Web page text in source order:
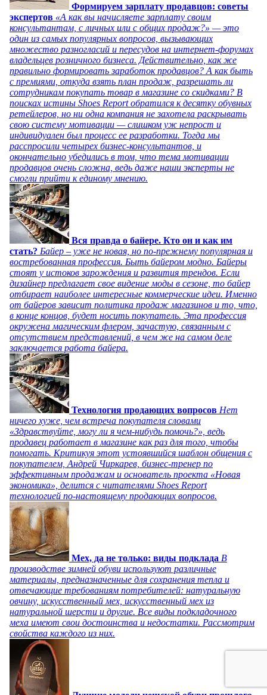
Формируем зарплату продавцов: советы
экспертов «А как вы начисляете зарплату своим
консультантам, с личных или с общих продаж?» — это
один из самых популярных вопросов, вызывающих
множество разногласий и пересудов на интернет-форумах
владельцев розничного бизнеса. Действительно, как же
правильно формировать заработок продавцов? А как быть
с премиями, откуда взять план продаж, разрешать ли
сотрудникам покупать товар в магазине со скидками? В
поисках истины Shoes Report обратился к десятку обувных
ретейлеров, но ни одна компания не захотела раскрывать
свою систему мотивации — слишком уж непрост и
индивидуален был процесс ее разработки. Тогда мы
расспросили четырех бизнес-консультантов, и
окончательно убедились в том, что тема мотивации
продавцов очень сложна, ведь даже наши эксперты не
смогли прийти к единому мнению.
Вся правда о байере. Кто он и как им
стать? Байер – уже не новая, но по-прежнему популярная и
востребованная профессия. Быть байером модно. Байеры
стоят у истоков зарождения и развития трендов. Если
дизайнер предлагает свое видение моды в сезоне, то байер
отбирает наиболее интересные коммерческие идеи. Именно
от байеров зависит политика продаж магазинов и то, что,
в конце концов, будет носить покупатель. Эта профессия
окружена магическим флером, зачастую, связанным с
отсутствием представлений, в чем же на самом деле
заключается работа байера.
Технология продающих вопросов Нет
ничего хуже, чем встреча покупателя словами
«Здравствуйте, могу ли я чем-нибудь помочь?», ведь
продавец работает в магазине как раз для того, чтобы
помогать. Критикуя этот устоявшийся шаблон общения с
покупателем, Андрей Чиркарев, бизнес-тренер по
эффективным продажам и основатель проекта «Новая
экономика», делится с читателями Shoes Report
технологией по-настоящему продающих вопросов.
Мех, да не только: виды подклада В
производстве зимней обуви используют различные
материалы, предназначенные для сохранения тепла и
отвечающие требованиям потребителей: натуральную
овчину, искусственный мех, искусственный мех из
натуральной шерсти и другие. Все виды подкладочного
меха имеют свои достоинства и недостатки. Рассмотрим
свойства каждого из них.